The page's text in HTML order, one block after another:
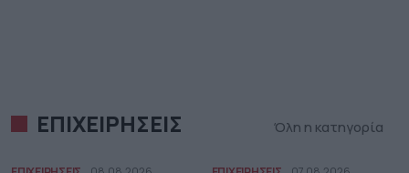
ΕΠΙΧΕΙΡΗΣΕΙΣ Όλη η κατηγορία